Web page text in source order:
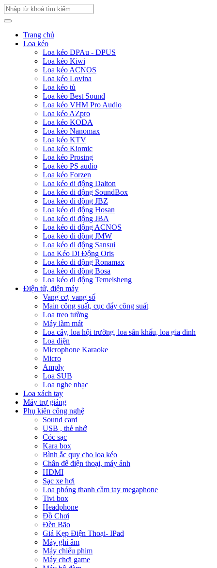
Trang chủ
Loa kéo
Loa kéo DPAu - DPUS
Loa kéo Kiwi
Loa kéo ACNOS
Loa kéo Lovina
Loa kéo tủ
Loa kéo Best Sound
Loa kéo VHM Pro Audio
Loa kéo AZpro
Loa kéo KODA
Loa kéo Nanomax
Loa kéo KTV
Loa kéo Kiomic
Loa kéo Prosing
Loa kéo PS audio
Loa kéo Forzen
Loa kéo di động Dalton
Loa kéo di động SoundBox
Loa kéo di động JBZ
Loa kéo di động Hosan
Loa kéo di động JBA
Loa kéo di động ACNOS
Loa kéo di động JMW
Loa kéo di động Sansui
Loa Kéo Di Động Oris
Loa kéo di động Ronamax
Loa kéo di động Bosa
Loa kéo di động Temeisheng
Điện tử, điện máy
Vang cơ, vang số
Main công suất, cục đẩy công suất
Loa treo tường
Máy làm mát
Loa cây, loa hội trường, loa sân khấu, loa gia đinh
Loa điện
Microphone Karaoke
Micro
Amply
Loa SUB
Loa nghe nhạc
Loa xách tay
Máy trợ giảng
Phụ kiện công nghệ
Sound card
USB , thẻ nhớ
Cóc sạc
Kara box
Bình ắc quy cho loa kéo
Chân để điện thoại, máy ảnh
HDMI
Sạc xe hơi
Loa phóng thanh cầm tay megaphone
Tivi box
Headphone
Đồ Chơi
Đèn Bão
Giá Kẹp Điện Thoại- IPad
Máy ghi âm
Máy chiếu phim
Máy chơi game